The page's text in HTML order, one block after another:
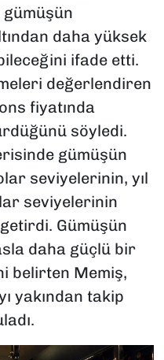
daha yüksek
ifade etti.
değerlendiren
fiyatında
söyledi.
gümüşün
seviyelerinin, yıl
seviyelerinin
Gümüşün
daha güçlü bir
belirten Memiş,
yakından takip